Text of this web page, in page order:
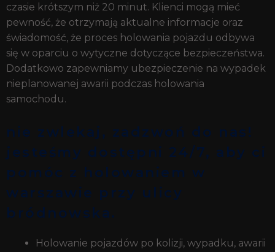
czasie krótszym niż 20 minut. Klienci mogą mieć
pewność, że otrzymają aktualne informacje oraz
świadomość, że proces holowania pojazdu odbywa
się w oparciu o wytyczne dotyczące bezpieczeństwa.
Dodatkowo zapewniamy ubezpieczenie na wypadek
nieplanowanej awarii podczas holowania
samochodu.
nie zwlekaj, zadzwoń do nas!
jesteśmy dostępni 24/7, aby ci
pomóc z holowaniem w
warszawie przy ulicy
bródnowska.
Holowanie pojazdów po kolizji, wypadku, awarii